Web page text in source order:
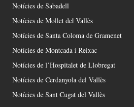
Notícies de Sabadell
Notícies de Mollet del Vallès
Notícies de Santa Coloma de Gramenet
Notícies de Montcada i Reixac
Notícies de l’Hospitalet de Llobregat
Notícies de Cerdanyola del Vallès
Notícies de Sant Cugat del Vallès